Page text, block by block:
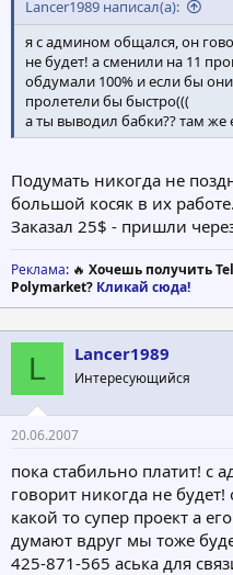
Lancer1989 написал(а):
я с админом общался, он
не будет! а сменили на 11
обдумали 100% и если бы
пролетели бы быстро(((
а ты выводил бабки?? там
Подумать никогда не
большой косяк в их работе.
Заказал 25$ - пришли
Реклама: 🔥 Хочешь получить
Polymarket? Кликай сюда!
L Lancer1989
Интересующийся
20.06.2007
пока стабильно платит! с
говорит никогда не
какой то супер проект а
думают вдруг мы тоже
425-871-565 аська для